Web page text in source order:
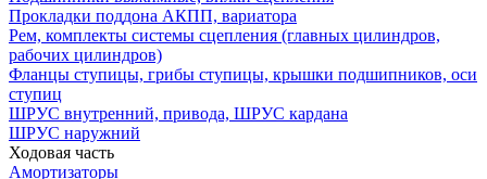
Прокладки поддона АКПП, вариатора
Рем, комплекты системы сцепления (главных цилиндров,
рабочих цилиндров)
Фланцы ступицы, грибы ступицы, крышки подшипников, оси
ступиц
ШРУС внутренний, привода, ШРУС кардана
ШРУС наружний
Ходовая часть
Амортизаторы